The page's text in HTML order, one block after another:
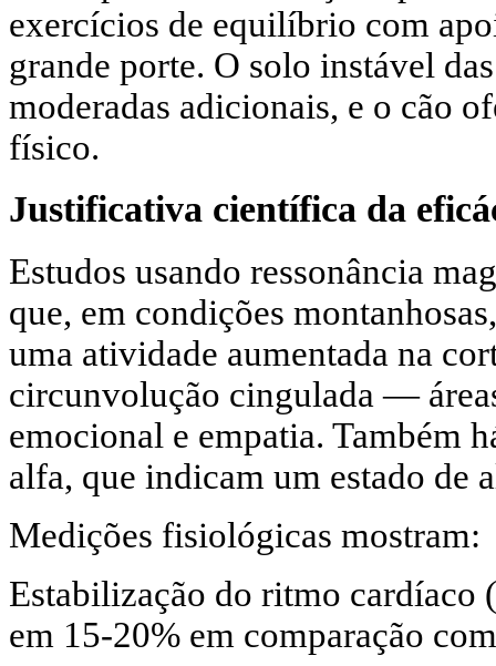
exercícios de equilíbrio com
grande porte. O solo instável
moderadas adicionais, e o cão
físico.
Justificativa científica da
Estudos usando ressonância
que, em condições
uma atividade aumentada na
circunvolução cingulada —
emocional e empatia. Também
alfa, que indicam um estado de
Medições fisiológicas mostram:
Estabilização do ritmo cardíaco
em 15-20% em comparação